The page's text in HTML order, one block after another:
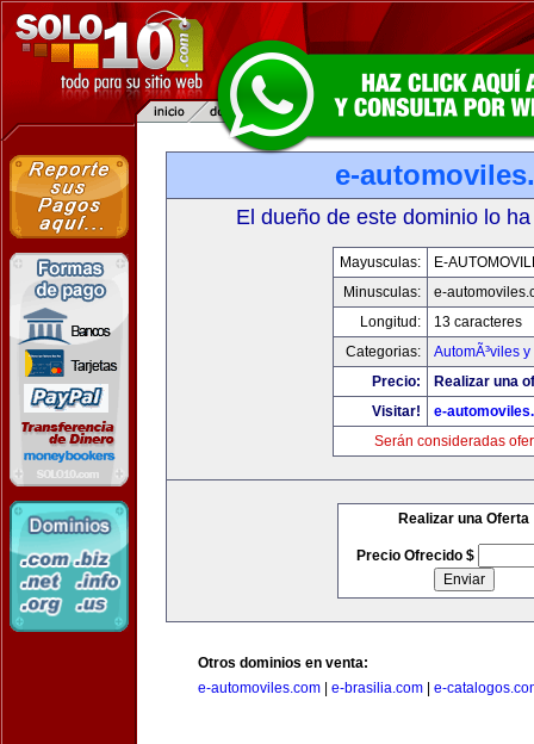
e-
El dueño de este dominio lo
Mayusculas:
E-
Minusculas:
e-
Longitud:
13 caracteres
Categorias:
AutomÃ³viles
Precio:
Realizar una
Visitar!
e-
Serán consideradas
Realizar una Oferta
Precio Ofrecido $
Otros dominios en venta:
e-automoviles.com
e-brasilia.com e-